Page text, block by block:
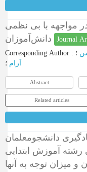
مواجهه با بی نظمی
Journal
Corresponding Author :
آرام ؛
Abstract
Related articles
دانشجومعلمان
آموزش ابتدایی